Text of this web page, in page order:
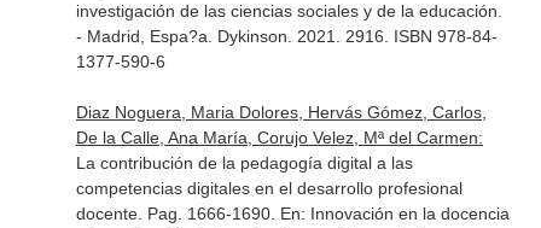
investigación de las ciencias sociales y de la educación
- Madrid, Espa?a. Dykinson. 2021. 2916. ISBN 978-84-
1377-590-6
Diaz Noguera, Maria Dolores, Hervás Gómez, Carlos,
De la Calle, Ana María, Corujo Velez, Mª del Carmen:
La contribución de la pedagogía digital a las
competencias digitales en el desarrollo profesional
docente. Pag. 1666-1690. En: Innovación en la docencia